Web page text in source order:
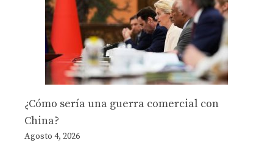
¿Cómo sería una guerra comercial con
China?
Agosto 4, 2026